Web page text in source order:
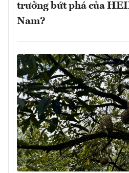
trưởng bứt phá của
Nam?